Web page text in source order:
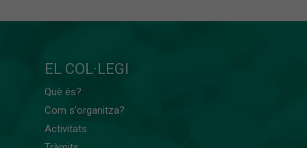
EL COL·LEGI
Què és?
Com s'organitza?
Activitats